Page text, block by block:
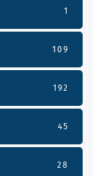
1
109
192
45
28